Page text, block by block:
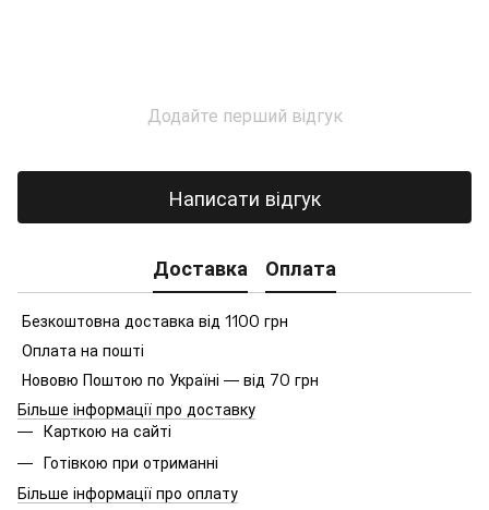
Додайте перший відгук
Написати відгук
Доставка Оплата
Безкоштовна доставка від 1100 грн
Оплата на пошті
Нововю Поштою по Україні — від 70 грн
Більше інформації про доставку
Карткою на сайті
Готівкою при отриманні
Більше інформації про оплату